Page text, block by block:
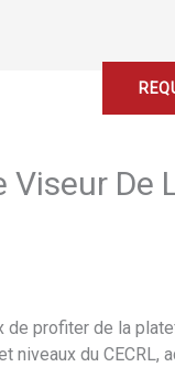
Viseur De
profiter de la
niveaux du CECRL,